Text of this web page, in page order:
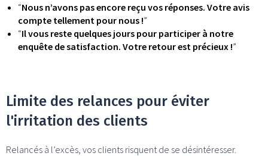
“Nous n’avons pas encore reçu vos réponses. Votre avis
compte tellement pour nous !”
“Il vous reste quelques jours pour participer à notre
enquête de satisfaction. Votre retour est précieux !”
Limite des relances pour éviter
l'irritation des clients
Relancés à l’excès, vos clients risquent de se désintéresser.